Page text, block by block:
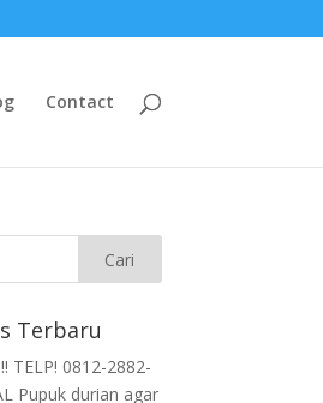
Contact
Terbaru
TELP! 0812-2882-
Pupuk durian agar